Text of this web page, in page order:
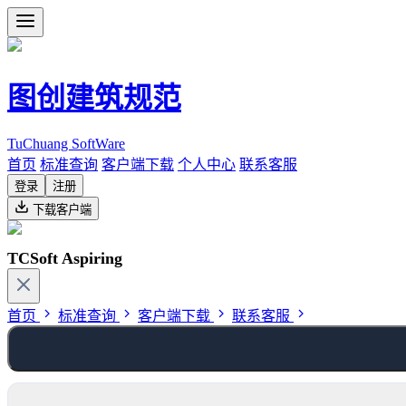
图创建筑规范
TuChuang SoftWare
首页 标准查询 客户端下载 个人中心 联系客服
登录
注册
下载客户端
TCSoft Aspiring
首页 标准查询 客户端下载 联系客服